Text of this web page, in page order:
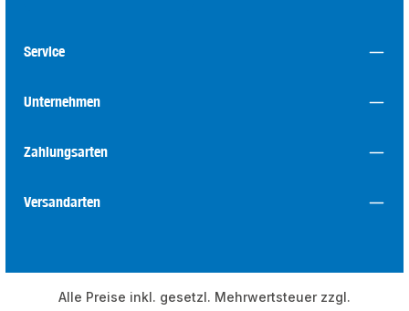
Service
Unternehmen
Zahlungsarten
Versandarten
Alle Preise inkl. gesetzl. Mehrwertsteuer zzgl.